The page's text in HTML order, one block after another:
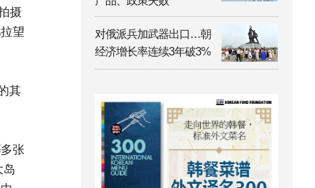
摄
望
其
张
岛
对俄派兵加武器出口…朝
经济增长率连续3年破3%